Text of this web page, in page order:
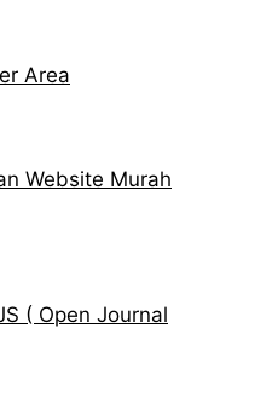
Area
Website Murah
( Open Journal